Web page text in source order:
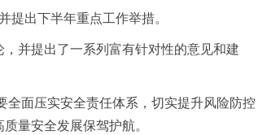
出下半年重点工作举措。
并提出了一系列富有针对性的意见和建
面压实安全责任体系，切实提升风险防控
量安全发展保驾护航。